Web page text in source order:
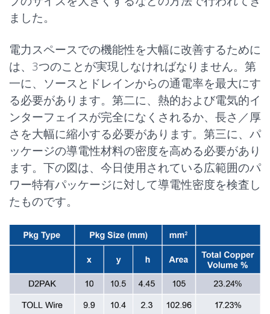
ました。
電力スペースでの機能性を大幅に改善するために
は、3つのことが実現しなければなりません。第
一に、ソースとドレインからの通電率を最大にす
る必要があります。第二に、熱的および電気的イ
ンターフェイスが完全になくされるか、長さ／厚
さを大幅に縮小する必要があります。第三に、パ
ッケージの導電性材料の密度を高める必要があり
ます。下の図は、今日使用されている広範囲のパ
ワー特有パッケージに対して導電性密度を検査し
たものです。